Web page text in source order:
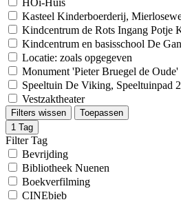
HOi-Huis
Kasteel Kinderboerderij,
Kindcentrum de Rots Ingang Potje
Kindcentrum en basisschool De
Locatie: zoals opgegeven
Monument 'Pieter Bruegel de Oude'
Speeltuin De Viking, Speeltuinpad
Vestzaktheater
Filters wissen
Toepassen
1 Tag
Filter Tag
Bevrijding
Bibliotheek Nuenen
Boekverfilming
CINEbieb